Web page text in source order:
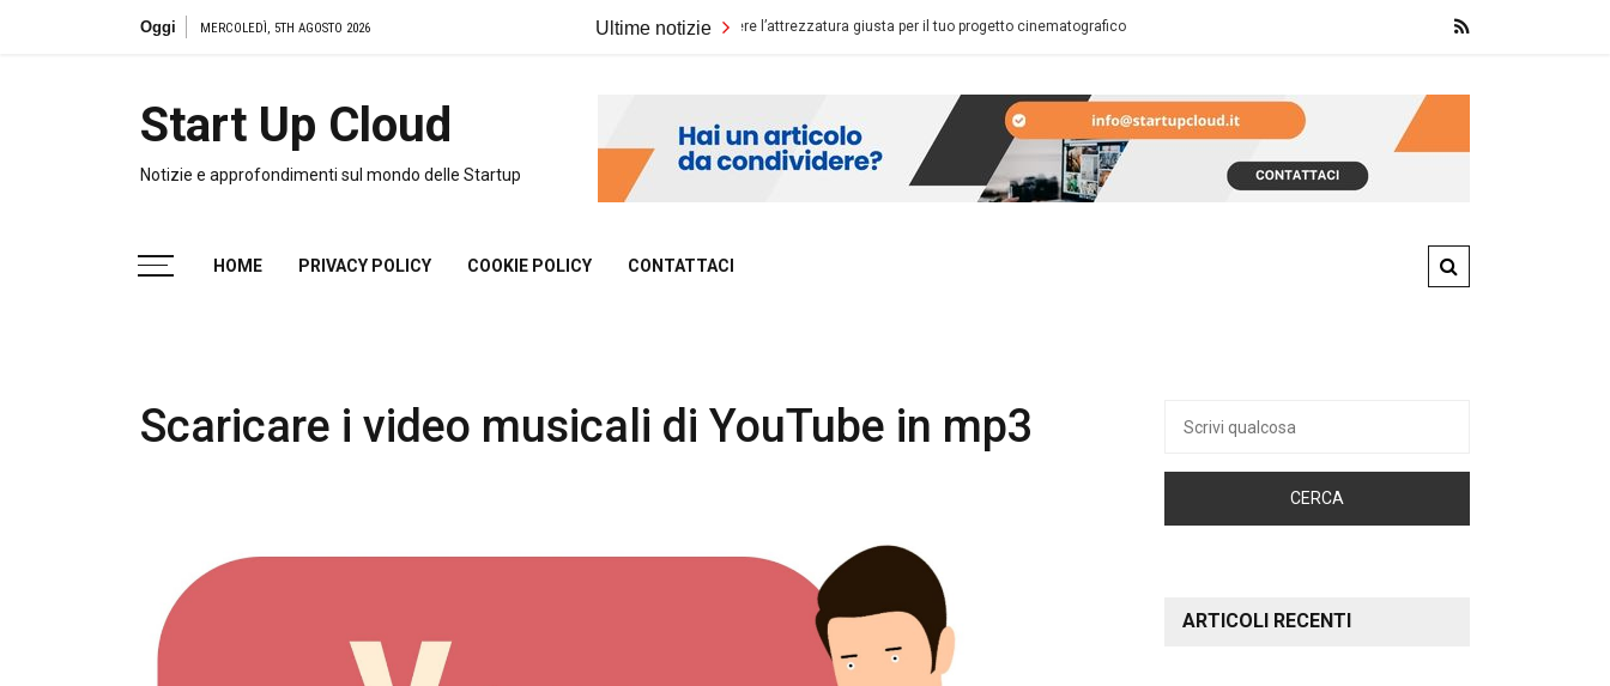
Oggi MERCOLEDÌ, 5TH AGOSTO 2026 Ultime notizie
Come scegliere l’attrezzatura giusta per il tuo progetto cinematografico Franchising computer usati: un’opportunità sostenibile e redditizia nel
Start Up Cloud
Notizie e approfondimenti sul mondo delle Startup
HOME PRIVACY POLICY COOKIE POLICY CONTATTACI
Scaricare i video musicali di YouTube in mp3
per:
ARTICOLI RECENTI